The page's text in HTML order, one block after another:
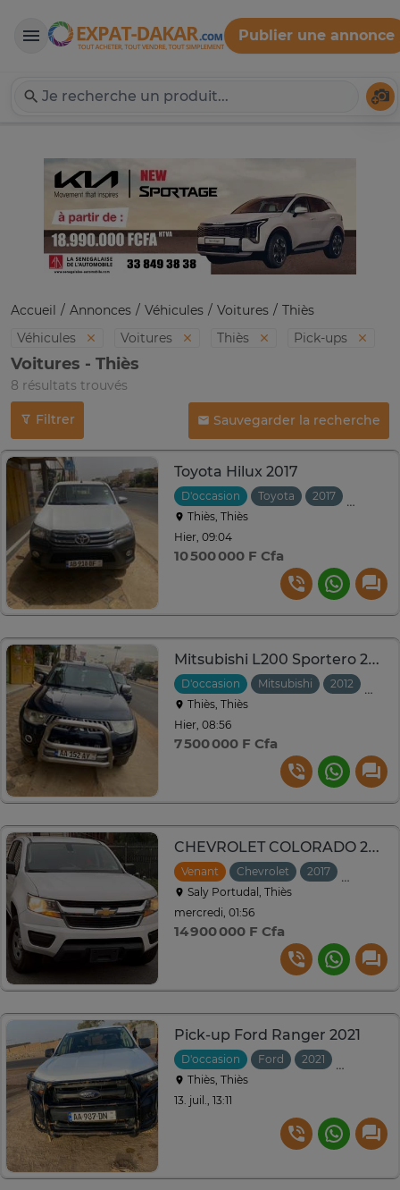
Expat-Dakar
Publier une annonce
Accueil Annonces Véhicules Voitures
Thiès
Véhicules
Voitures Thiès Pick-ups
Voitures - Thiès
8 résultats trouvés
Filtrer Sauvegarder la recherche
Toyota Hilux 2017
D'occasion Toyota 2017
Thiès, Thiès
Hier, 09:04
10 500 000 F Cfa
Mitsubishi L200 Sportero 2013
D'occasion Mitsubishi 2012
Thiès, Thiès
Hier, 08:56
7 500 000 F Cfa
CHEVROLET COLORADO 2017
Venant Chevrolet 2017
Saly Portudal, Thiès
mercredi, 01:56
14 900 000 F Cfa
Pick-up Ford Ranger 2021
D'occasion Ford 2021
Thiès, Thiès
13. juil., 13:11